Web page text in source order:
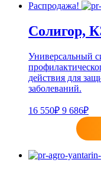
Распродажа!
Солигор,
Универсальный
действия для
заболеваний.
16 550₽ 9 686₽